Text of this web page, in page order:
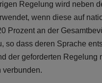
Regelung wird neben
wenn diese auf
Prozent an der
so dass deren Sprache
der geforderten Regelung
verbunden.